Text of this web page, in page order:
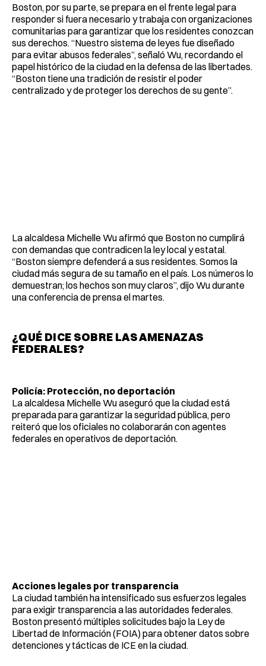
Boston, por su parte, se prepara en el frente legal para
responder si fuera necesario y trabaja con organizaciones
comunitarias para garantizar que los residentes conozcan
sus derechos. “Nuestro sistema de leyes fue diseñado
para evitar abusos federales”, señaló Wu, recordando el
papel histórico de la ciudad en la defensa de las libertades.
“Boston tiene una tradición de resistir el poder
centralizado y de proteger los derechos de su gente”.
La alcaldesa Michelle Wu afirmó que Boston no cumplirá
con demandas que contradicen la ley local y estatal.
“Boston siempre defenderá a sus residentes. Somos la
ciudad más segura de su tamaño en el país. Los números lo
demuestran; los hechos son muy claros”, dijo Wu durante
una conferencia de prensa el martes.
¿QUÉ DICE SOBRE LAS AMENAZAS
FEDERALES?
Policía: Protección, no deportación
La alcaldesa Michelle Wu aseguró que la ciudad está
preparada para garantizar la seguridad pública, pero
reiteró que los oficiales no colaborarán con agentes
federales en operativos de deportación.
Acciones legales por transparencia
La ciudad también ha intensificado sus esfuerzos legales
para exigir transparencia a las autoridades federales.
Boston presentó múltiples solicitudes bajo la Ley de
Libertad de Información (FOIA) para obtener datos sobre
detenciones y tácticas de ICE en la ciudad.